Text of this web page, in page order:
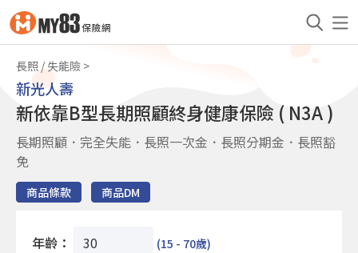
長照 / 失能險
新光人壽
新依靠B型長期照顧終身健康保險 ( N3A )
長期照顧．完全失能．長照一次金．長照分期金．長照豁
免
商品條款 商品DM
年齡： (15 - 70歲)